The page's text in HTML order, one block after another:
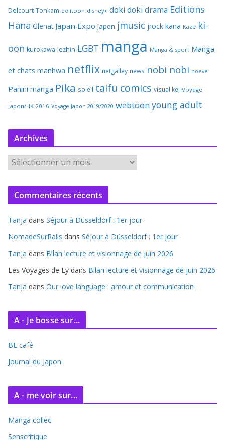
Delcourt-Tonkam delitoon disney+ doki doki drama Editions
Hana Glenat Japan Expo Japon jmusic jrock kana Kaze ki-
oon kurokawa lezhin LGBT manga Manga & sport Manga
et chats manhwa netflix netgalley news nobi nobi noeve
Panini manga Pika soleil taifu comics visual kei Voyage
Japon/HK 2016 Voyage Japon 2019/2020 webtoon young adult
Archives
r
c
v
e
Commentaires récents
Tanja dans Séjour à Düsseldorf : 1er jour
NomadeSurRails dans Séjour à Düsseldorf : 1er jour
Tanja dans Bilan lecture et visionnage de juin 2026
Les Voyages de Ly dans Bilan lecture et visionnage de juin 2026
Tanja dans Our love language : amour et communication
A - Je bosse sur...
BL café
Journal du Japon
A - me voir sur...
Manga collec
Senscritique